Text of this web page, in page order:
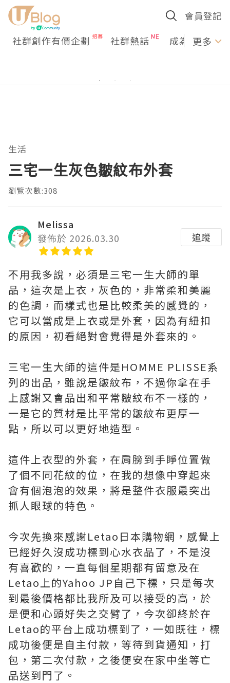
會員登記
社群創作有價企劃 社群熱話 成為U更多
生活
三宅一生灰色皺紋布外套
瀏覽次數:308
Melissa
發佈於 2026.03.30
追蹤
不用我多說，必須是三宅一生大師的單
品，這次是上衣，灰色的，非常柔和美麗
的色調，而樣式也是比較柔美的感覺的，
它可以當成是上衣或是外套，因為有紐扣
的原因，初看絕對會覺得是外套來的。
三宅一生大師的這件是HOMME PLISSE系
列的出品，雖說是皺紋布，不過你拿在手
上感謝又會品出和平常皺紋布不一樣的，
一是它的質材是比平常的皺紋布更厚一
點，所以可以更好地造型。
這件上衣型的外套，在肩膀到手睜位置做
了個不同花紋的位，在我的想像中穿起來
會有個泡泡的效果，將是整件衣服最突出
抓人眼球的特色。
今次先換來感謝Letao日本購物網，感覺上
已經好久沒成功標到心水衣品了，不是沒
有喜歡的，一直每個星期都有留意及在
Letao上的Yahoo JP自己下標，只是每次
到最後價格都比我所及可以接受的高，於
是便和心頭好失之交臂了，今次卻終於在
Letao的平台上成功標到了，一如既往，標
成功後便是自主付款，等待到貨通知，打
包，第二次付款，之後便安在家中坐等亡
品送到門了。